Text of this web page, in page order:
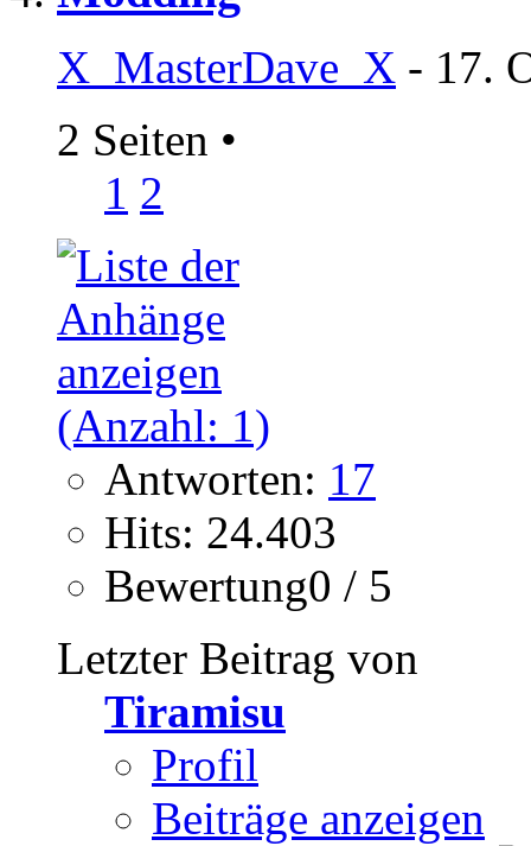
X_MasterDave_X - 17.
2 Seiten •
1 2
Antworten: 17
Hits: 24.403
Bewertung0 / 5
Letzter Beitrag von
Tiramisu
Profil
Beiträge anzeigen